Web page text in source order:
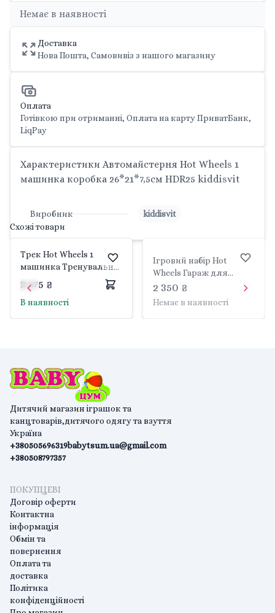
Немає в наявності
Доставка
Нова Пошта, Самовивіз з нашого магазину
Оплата
Готівкою при отриманні, Оплата на карту ПриватБанк,
LiqPay
Характеристики Автомайстерня Hot Wheels 1
машинка коробка 26*21*7,5см HDR25 kiddisvit
Виробник
kiddisvit
Схожі товари
Трек Hot Wheels 1
машинка Тренувальна
41*25*10см HNB96
kiddisvit
3 175 ₴
В наявності
Ігровий набір Hot
Wheels Гараж для
трюків 4 поверхи
машина коробка
2 350 ₴
Немає в наявності
Дитячий магазин іграшок та
канцтоварів,дитячого одягу та взуття
Україна
+380505696319
+380508797357
babytsum.ua@gmail.com
ПОКУПЦЕВІ
Договір оферти
Контактна
інформація
Обмін та
повернення
Оплата та
доставка
Політика
конфіденційності